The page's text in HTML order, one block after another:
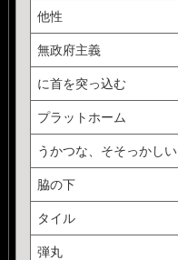
他性
無政府主義
に首を突っ込む
プラットホーム
うかつな、そそっかしい
脇の下
タイル
弾丸